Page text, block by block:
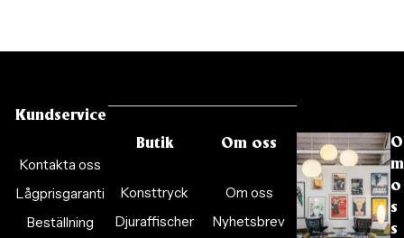
Kundservice
Kontakta oss
Lågprisgaranti
Beställning
Butik
Konsttryck
Djuraffischer
Om oss
Om oss
Nyhetsbrev
O
m
o
s
s